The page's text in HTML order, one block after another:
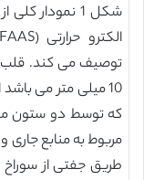
شکل 1
توصیف می کند. قلب
طریق جفتی از